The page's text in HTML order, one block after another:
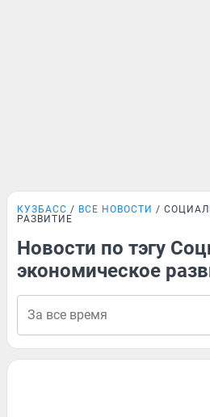
КУЗБАСС ВСЕ НОВОСТИ
РАЗВИТИЕ
Новости по тэгу
экономическое